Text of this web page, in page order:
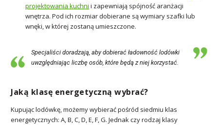
projektowania kuchni i zapewniają spójność aranżacji
wnętrza. Pod ich rozmiar dobierane są wymiary szafki lub
wnęki, w której zostaną umieszczone.
Specjaliści doradzają, aby dobierać ładowność lodówki
uwzględniając liczbę osób, które będą z niej korzystać.
Jaką klasę energetyczną wybrać?
Kupując lodówkę, możemy wybierać pośród siedmiu klas
energetycznych: A, B, C, D, E, F, G. Jednak czy rodzaj klasy